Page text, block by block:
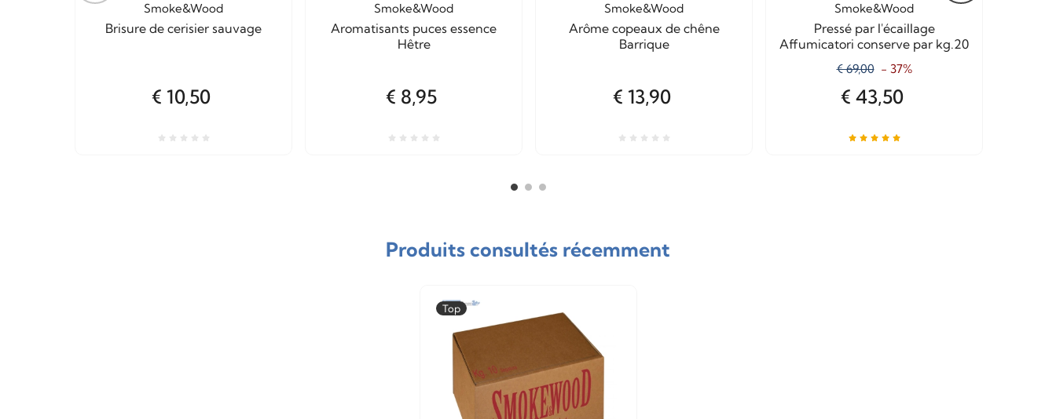
Smoke&Wood
Brisure de cerisier sauvage
€ 10,50
Smoke&Wood
Aromatisants puces essence
Hêtre
€ 8,95
Smoke&Wood
Arôme copeaux de chêne
Barrique
€ 13,90
Smoke&Wood
Pressé par l'écaillage
Affumicatori conserve par kg.20
€ 69,00 - 37%
€ 43,50
Produits consultés récemment
Top